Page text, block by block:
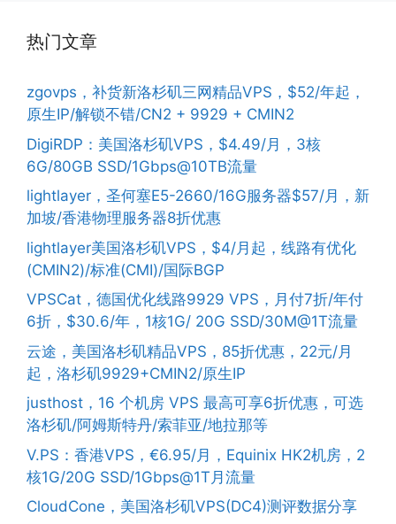
热门文章
zgovps，补货新洛杉矶三网精品VPS，$52/年起，
原生IP/解锁不错/CN2 + 9929 + CMIN2
DigiRDP：美国洛杉矶VPS，$4.49/月，3核
6G/80GB SSD/1Gbps@10TB流量
lightlayer，圣何塞E5-2660/16G服务器$57/月，新
加坡/香港物理服务器8折优惠
lightlayer美国洛杉矶VPS，$4/月起，线路有优化
(CMIN2)/标准(CMI)/国际BGP
VPSCat，德国优化线路9929 VPS，月付7折/年付
6折，$30.6/年，1核1G/ 20G SSD/30M@1T流量
云途，美国洛杉矶精品VPS，85折优惠，22元/月
起，洛杉矶9929+CMIN2/原生IP
justhost，16 个机房 VPS 最高可享6折优惠，可选
洛杉矶/阿姆斯特丹/索菲亚/地拉那等
V.PS：香港VPS，€6.95/月，Equinix HK2机房，2
核1G/20G SSD/1Gbps@1T月流量
CloudCone，美国洛杉矶VPS(DC4)测评数据分享